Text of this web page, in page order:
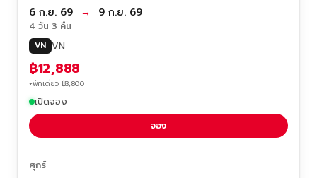
6 ก.ย. 69 → 9 ก.ย. 69
4 วัน 3 คืน
VN VN
฿12,888
+พักเดี่ยว ฿3,800
เปิดจอง
จอง
ศุกร์